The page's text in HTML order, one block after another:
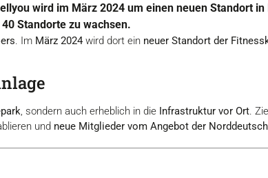
wird im März 2024 um einen neuen Standort
Standorte zu wachsen.
. Im März 2024 wird dort ein neuer Standort der
, sondern auch erheblich in die Infrastruktur vor Ort.
und neue Mitglieder vom Angebot der